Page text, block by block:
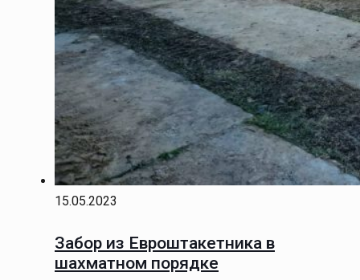
15.05.2023
Забор из Евроштакетника в
шахматном порядке